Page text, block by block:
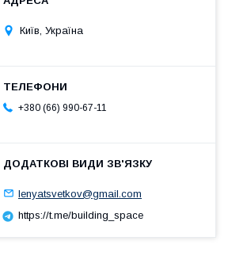
Київ, Україна
+380 (66) 990-67-11
lenyatsvetkov@gmail.com
https://t.me/building_space